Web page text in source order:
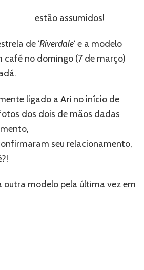
estão assumidos!
de ‘Riverdale‘ e a modelo
café no domingo (7 de março)
ligado a Ari no início de
dos dois de mãos dadas
seu relacionamento,
outra modelo pela última vez em